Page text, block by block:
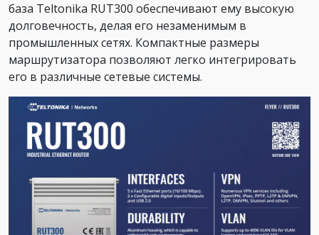
база Teltonika RUT300 обеспечивают ему высокую
долговечность, делая его незаменимым в
промышленных сетях. Компактные размеры
маршрутизатора позволяют легко интегрировать
его в различные сетевые системы.